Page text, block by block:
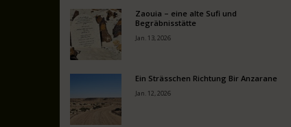
Zaouia – eine alte Sufi und
Begräbnisstätte
Jan. 13, 2026
Ein Strässchen Richtung Bir Anzarane
Jan. 12, 2026